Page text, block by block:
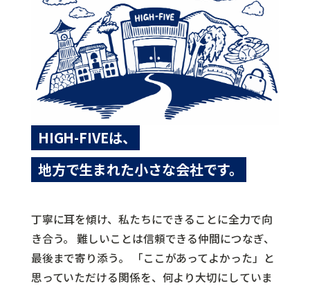
HIGH-FIVEは、
地方で生まれた小さな会社です。
丁寧に耳を傾け、私たちにできることに全力で向
き合う。
難しいことは信頼できる仲間につなぎ、
最後まで寄り添う。
「ここがあってよかった」と
思っていただける関係を、何より大切にしていま